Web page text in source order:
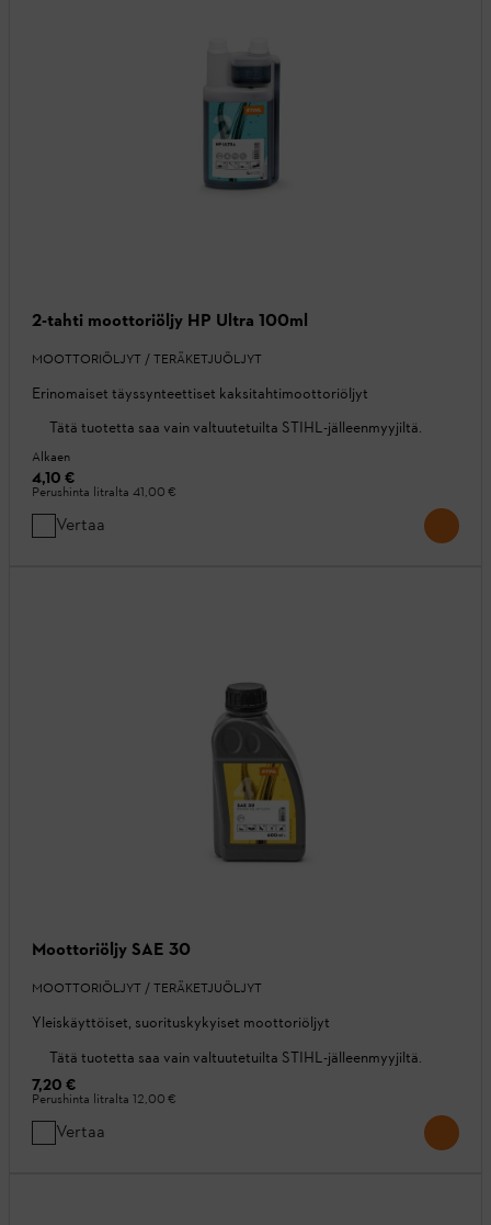
2-tahti moottoriöljy HP Ultra 100ml
MOOTTORIÖLJYT / TERÄKETJUÖLJYT
Erinomaiset täyssynteettiset kaksitahtimoottoriöljyt
Tätä tuotetta saa vain valtuutetuilta STIHL-jälleenmyyjiltä.
Alkaen
4,10 €
Perushinta litralta 41,00 €
Vertaa
Moottoriöljy SAE 30
MOOTTORIÖLJYT / TERÄKETJUÖLJYT
Yleiskäyttöiset, suorituskykyiset moottoriöljyt
Tätä tuotetta saa vain valtuutetuilta STIHL-jälleenmyyjiltä.
7,20 €
Perushinta litralta 12,00 €
Vertaa